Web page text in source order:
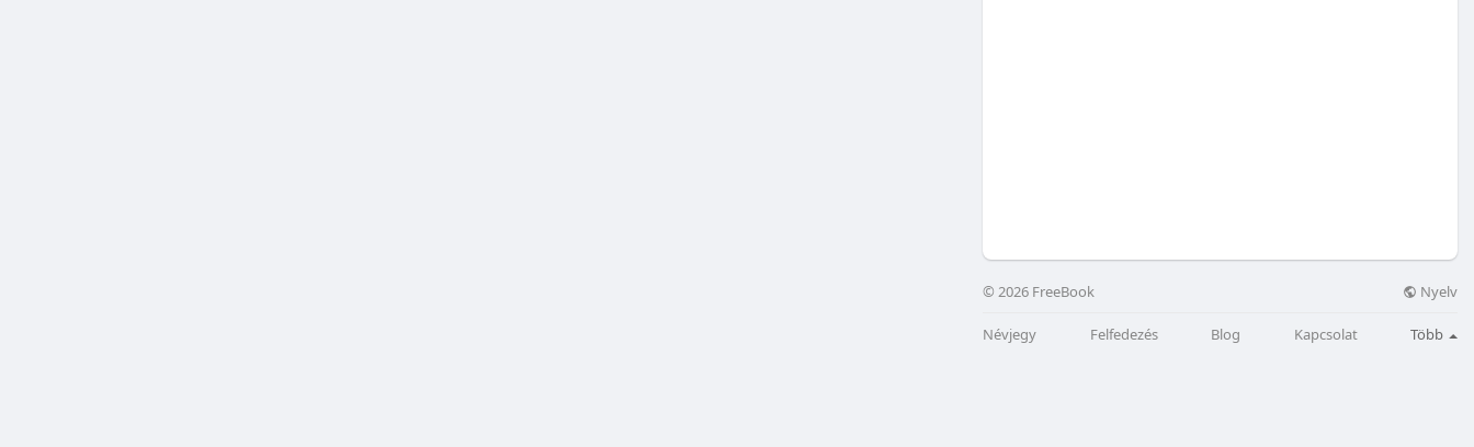
© 2026 FreeBook Nyelv
Névjegy Felfedezés Blog Kapcsolat Több